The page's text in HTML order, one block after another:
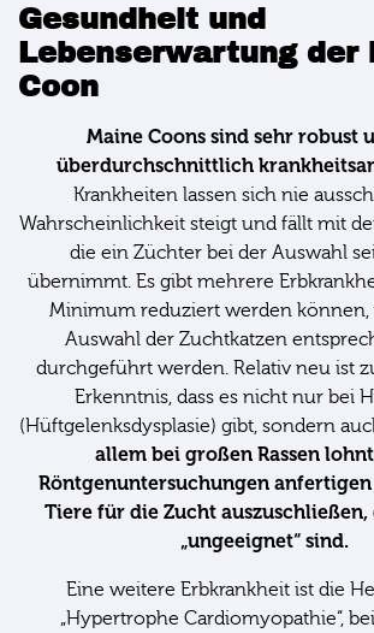
Gesundheit und
Lebenserwartung der
Coon
Maine Coons sind sehr robust
überdurchschnittlich
Krankheiten lassen sich nie
Wahrscheinlichkeit steigt und fällt mit
die ein Züchter bei der Auswahl
übernimmt. Es gibt mehrere
Minimum reduziert werden können,
Auswahl der Zuchtkatzen
durchgeführt werden. Relativ neu ist
Erkenntnis, dass es nicht nur bei
(Hüftgelenksdysplasie) gibt, sondern
allem bei großen Rassen
Röntgenuntersuchungen anfertigen
Tiere für die Zucht
„ungeeignet“ sind.
Eine weitere Erbkrankheit ist die
„Hypertrophe Cardiomyopathie“,